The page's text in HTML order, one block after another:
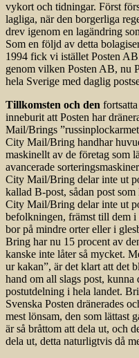
vykort och tidningar. Först
lagliga, när den borgerliga
drev igenom en lagändring
Som en följd av detta
1994 fick vi istället Posten
genom vilken Posten AB, nu
hela Sverige med daglig
Tillkomsten och den
inneburit att Posten har
Mail/Brings
City Mail/Bring handhar
maskinellt av de företag som
avancerade
City Mail/Bring delar inte ut
kallad B-post, sådan post
City Mail/Bring delar inte ut
befolkningen, främst till dem i
bor på mindre orter eller i
Bring har nu 15 procent av
kanske inte låter så mycket.
ur kakan”, är det klart att det
hand om all slags post,
postutdelning i hela landet.
Svenska Posten dränerades
mest lönsam, den som lättast
är så bråttom att dela ut, och
dela ut, detta naturligtvis då